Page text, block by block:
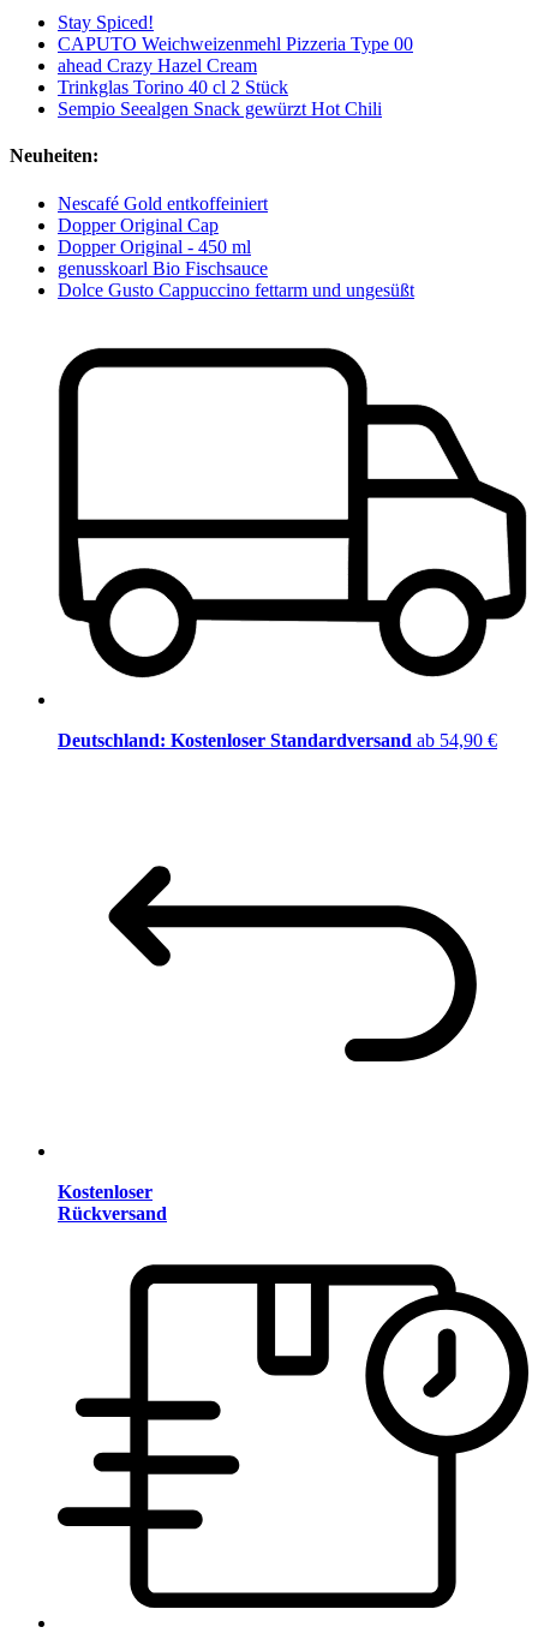
Stay Spiced!
CAPUTO Weichweizenmehl Pizzeria Type 00
ahead Crazy Hazel Cream
Trinkglas Torino 40 cl 2 Stück
Sempio Seealgen Snack gewürzt Hot Chili
Neuheiten:
Nescafé Gold entkoffeiniert
Dopper Original Cap
Dopper Original - 450 ml
genusskoarl Bio Fischsauce
Dolce Gusto Cappuccino fettarm und ungesüßt
Deutschland: Kostenloser Standardversand ab 54,90 €
Kostenloser
Rückversand